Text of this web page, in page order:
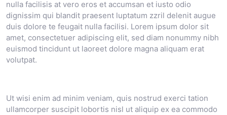
nulla facilisis at vero eros et accumsan et iusto odio
dignissim qui blandit praesent luptatum zzril delenit augue
duis dolore te feugait nulla facilisi. Lorem ipsum dolor sit
amet, consectetuer adipiscing elit, sed diam nonummy nibh
euismod tincidunt ut laoreet dolore magna aliquam erat
volutpat.
Ut wisi enim ad minim veniam, quis nostrud exerci tation
ullamcorper suscipit lobortis nisl ut aliquip ex ea commodo